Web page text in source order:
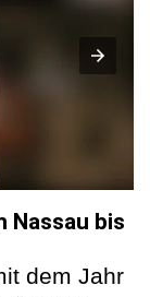
Nassau bis
dem Jahr